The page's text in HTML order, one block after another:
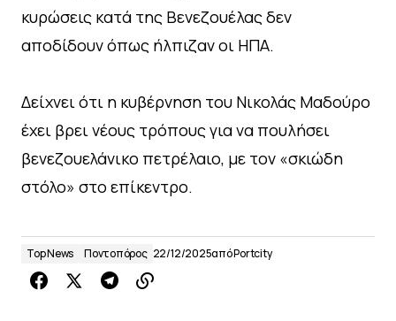
κυρώσεις κατά της Βενεζουέλας δεν
αποδίδουν όπως ήλπιζαν οι ΗΠΑ.
Δείχνει ότι η κυβέρνηση του Νικολάς Μαδούρο
έχει βρει νέους τρόπους για να πουλήσει
βενεζουελάνικο πετρέλαιο, με τον «σκιώδη
στόλο» στο επίκεντρο.
Top News Ποντοπόρος 22/12/2025απόPortcity